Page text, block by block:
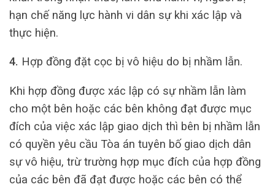
hạn chế năng lực hành vi dân sự khi xác lập và
thực hiện.
4. Hợp đồng đặt cọc bị vô hiệu do bị nhầm lẫn.
Khi hợp đồng được xác lập có sự nhầm lẫn làm
cho một bên hoặc các bên không đạt được mục
đích của việc xác lập giao dịch thì bên bị nhầm lẫn
có quyền yêu cầu Tòa án tuyên bố giao dịch dân
sự vô hiệu, trừ trường hợp mục đích của hợp đồng
của các bên đã đạt được hoặc các bên có thể